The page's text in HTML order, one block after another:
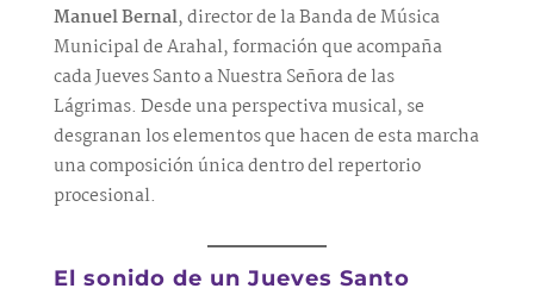
Manuel Bernal, director de la Banda de Música
Municipal de Arahal, formación que acompaña
cada Jueves Santo a Nuestra Señora de las
Lágrimas. Desde una perspectiva musical, se
desgranan los elementos que hacen de esta marcha
una composición única dentro del repertorio
procesional.
El sonido de un Jueves Santo